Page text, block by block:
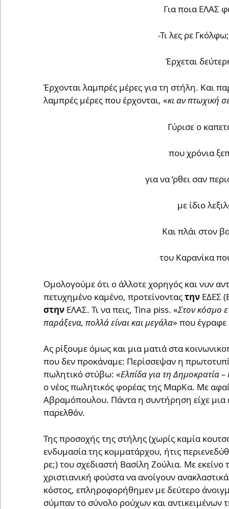
Για ποια ΕΛΑΣ
-Τι λες ρε
Έρχεται
Έρχονται λαμπρές μέρες για τη στήλη. Και
λαμπρές μέρες που έρχονται, «κι αν πτωχική
Γύρισε ο
που χρόνια
για να ‘ρθει σαν
με ίδιο
Και πλάι στον
του Καρανίκα
Ομολογούμε ότι ο άλλοτε χορηγός και νυν
πετυχημένο καμένο, προτείνονταςτην ΕΔΕΣ
στην ΕΛΑΣ. Τι να πεις, Tina piss. «Στον κόσμο
παράξενα, πολλά είναι και μεγάλα» που έγραφε
Ας ρίξουμε όμως και μια ματιά στα
που δεν προκάναμε: Περίσσεψαν η
πωλητικό στύβω: «Ελπίδα για τη Δημοκρατία
ο νέος πωλητικός φορέας της ΜαρΚα. Με
Αβραμόπουλου. Πάντα η συντήρηση είχε
παρελθόν.
Της προσοχής της στήλης (χωρίς καμία
ενδυμασία της κομματάρχου, ήτις
ρε;) του σχεδιαστή Βασίλη Ζούλια. Με
χριστιανική φούστα να ανοίγουν
κόστος, επληροφορήθημεν με δεύτερο
σύμπαν το σύνολο ρούχων και αντικειμένων